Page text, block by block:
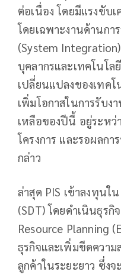
ต่อเนื่อง โดยมีแรงขับ
โดยเฉพาะงานด้านกา
(System
บุคลากรและเทคโนโล
เปลี่ยนแปลงของเทค
เพิ่มโอกาสในการรับ
เหลือของปีนี้ อยู่ระหว่
โครงการ และรอผลก
กล่าว
ล่าสุด PIS เข้าลงทุน
(SDT) โดยดำเนินธุร
Resource Planning
ธุรกิจและเพิ่มขีดความ
ลูกค้าในระยะยาว ซึ่ง